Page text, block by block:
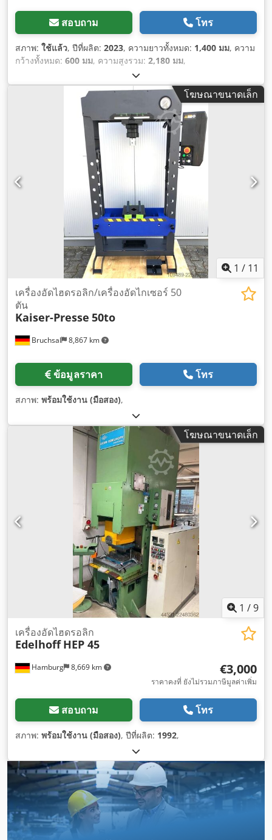
สอบถาม โทร
สภาพ: ใช้แล้ว, ปีที่ผลิต: 2023, ความยาวทั้งหมด: 1,400 มม, ความ
กว้างทั้งหมด: 600 มม, ความสูงรวม: 2,180 มม,
โฆษณาขนาดเล็ก
1 / 11
Bruchsal 8,867 km
เครื่องอัดไฮดรอลิก/เครื่องอัดไกเซอร์ 50
ตัน
Kaiser-Presse 50to
ข้อมูลราคา โทร
สภาพ: พร้อมใช้งาน (มือสอง),
โฆษณาขนาดเล็ก
1 /9
Hamburg 8,669 km
เครื่องอัดไฮดรอลิก
Edelhoff HEP 45
€3,000
ราคาคงที่ ยังไม่รวมภาษีมูลค่าเพิ่ม
สอบถาม โทร
สภาพ: พร้อมใช้งาน (มือสอง), ปีที่ผลิต: 1992,